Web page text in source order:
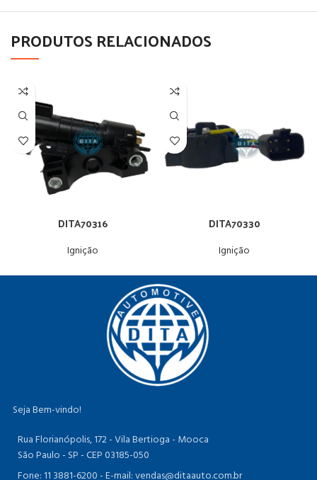
PRODUTOS RELACIONADOS
DITA70316
Ignição
DITA70330
Ignição
Seja Bem-vindo!
Rua Florianópolis, 172 - Vila Bertioga - Mooca
São Paulo - SP - CEP 03185-050
Fone: 11 3881-6200 -E-mail: vendas@ditaauto.com.br